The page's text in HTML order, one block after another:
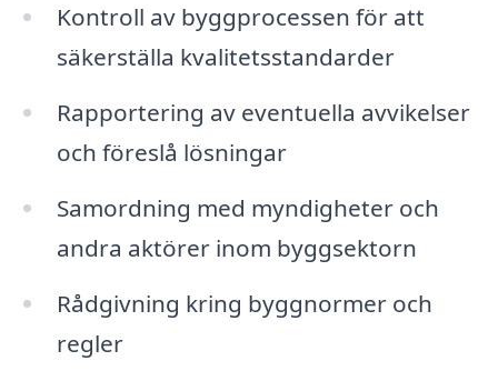
Kontroll av byggprocessen för att
säkerställa kvalitetsstandarder
Rapportering av eventuella avvikelser
och föreslå lösningar
Samordning med myndigheter och
andra aktörer inom byggsektorn
Rådgivning kring byggnormer och
regler